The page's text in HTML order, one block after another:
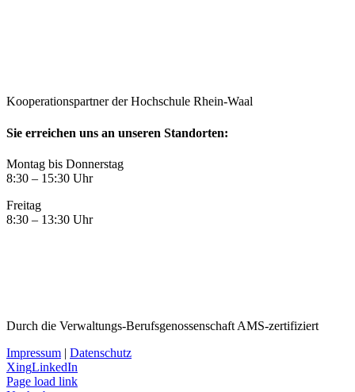
Kooperationspartner der Hochschule Rhein-Waal
Sie erreichen uns an unseren Standorten:
Montag bis Donnerstag
8:30 – 15:30 Uhr
Freitag
8:30 – 13:30 Uhr
Durch die Verwaltungs-Berufsgenossenschaft AMS-zertifiziert
Impressum | Datenschutz
XingLinkedIn
Page load link